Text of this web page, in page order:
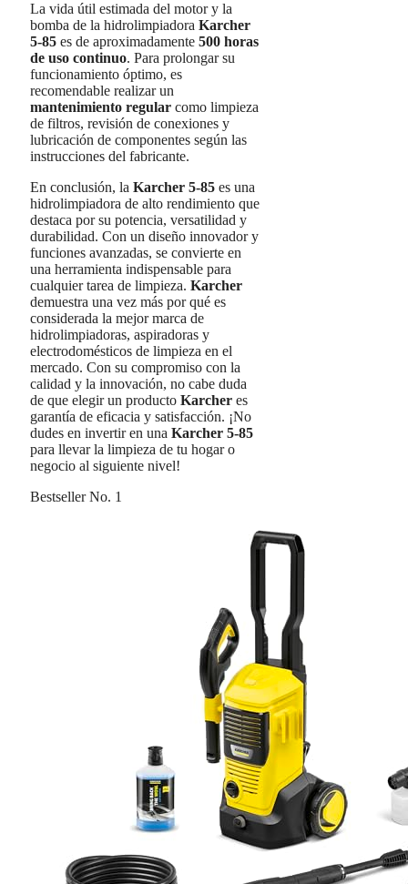
La vida útil estimada del motor y la
bomba de la hidrolimpiadora Karcher
5-85 es de aproximadamente 500 horas
de uso continuo. Para prolongar su
funcionamiento óptimo, es
recomendable realizar un
mantenimiento regular como limpieza
de filtros, revisión de conexiones y
lubricación de componentes según las
instrucciones del fabricante.
En conclusión, la Karcher 5-85 es una
hidrolimpiadora de alto rendimiento que
destaca por su potencia, versatilidad y
durabilidad. Con un diseño innovador y
funciones avanzadas, se convierte en
una herramienta indispensable para
cualquier tarea de limpieza. Karcher
demuestra una vez más por qué es
considerada la mejor marca de
hidrolimpiadoras, aspiradoras y
electrodomésticos de limpieza en el
mercado. Con su compromiso con la
calidad y la innovación, no cabe duda
de que elegir un producto Karcher es
garantía de eficacia y satisfacción. ¡No
dudes en invertir en una Karcher 5-85
para llevar la limpieza de tu hogar o
negocio al siguiente nivel!
Bestseller No. 1